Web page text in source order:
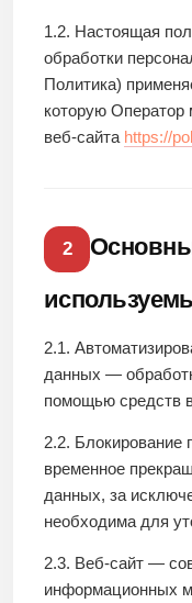
1.2. Настоящая
обработки
Политика)
которую Оператор
веб-сайта https://
2
2.1.
данных —
помощью средств
2.2.
временное
данных, за
необходима для
2.3. Веб-сайт —
информационных